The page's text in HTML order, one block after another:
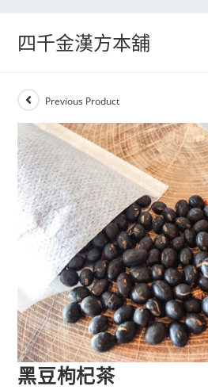
四千金漢方本舖
Previous Product
黑豆枸杞茶